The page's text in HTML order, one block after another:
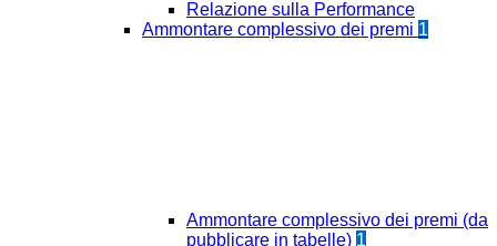
Relazione sulla Performance
Ammontare complessivo dei premi 1
Ammontare complessivo dei premi (da
pubblicare in tabelle) 1